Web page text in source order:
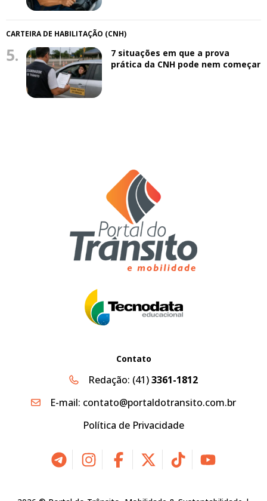
CARTEIRA DE HABILITAÇÃO (CNH)
5.
7 situações em que a prova
prática da CNH pode nem começar
Contato
Redação: (41)3361-1812
E-mail: contato@portaldotransito.com.br
Política de Privacidade